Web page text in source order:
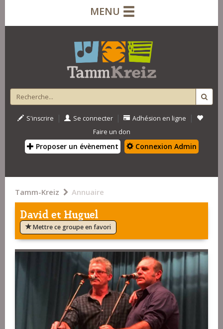
MENU
S'inscrire | Se connecter | Adhésion en ligne |
Faire un don
Proposer un évènement Connexion Admin
Tamm-Kreiz Annuaire
David et Huguel
Mettre ce groupe en favori